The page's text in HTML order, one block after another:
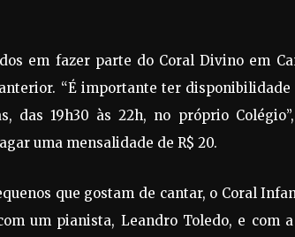
em fazer parte do Coral Divino em
“É importante ter
das 19h30 às 22h, no próprio
uma mensalidade de R$ 20.
que gostam de cantar, o Coral
um pianista, Leandro Toledo, e com